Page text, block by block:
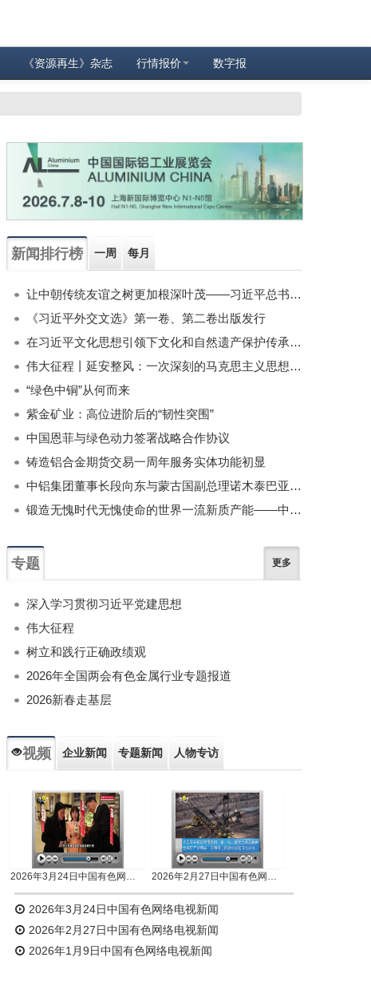
《资源再生》杂志 行情报价 数字报
新闻排行榜 一周 每月
让中朝传统友谊之树更加根深叶茂——习近平总书记对朝鲜进行国事访问纪实
《习近平外交文选》第一卷、第二卷出版发行
在习近平文化思想引领下文化和自然遗产保护传承利用工作开创新局面
伟大征程丨延安整风：一次深刻的马克思主义思想教育运动
“绿色中铜”从何而来
紫金矿业：高位进阶后的“韧性突围”
中国恩菲与绿色动力签署战略合作协议
铸造铝合金期货交易一周年服务实体功能初显
中铝集团董事长段向东与蒙古国副总理诺木泰巴亚尔举行会谈
锻造无愧时代无愧使命的世界一流新质产能——中国有色金属工业的战略应对与破局之道（二）
专题 更多
深入学习贯彻习近平党建思想
伟大征程
树立和践行正确政绩观
2026年全国两会有色金属行业专题报道
2026新春走基层
视频 企业新闻 专题新闻 人物专访
2026年3月24日中国有色网络电视新闻 2026年2月27日中国有色网络电视新闻
2026年3月24日中国有色网络电视新闻
2026年2月27日中国有色网络电视新闻
2026年1月9日中国有色网络电视新闻